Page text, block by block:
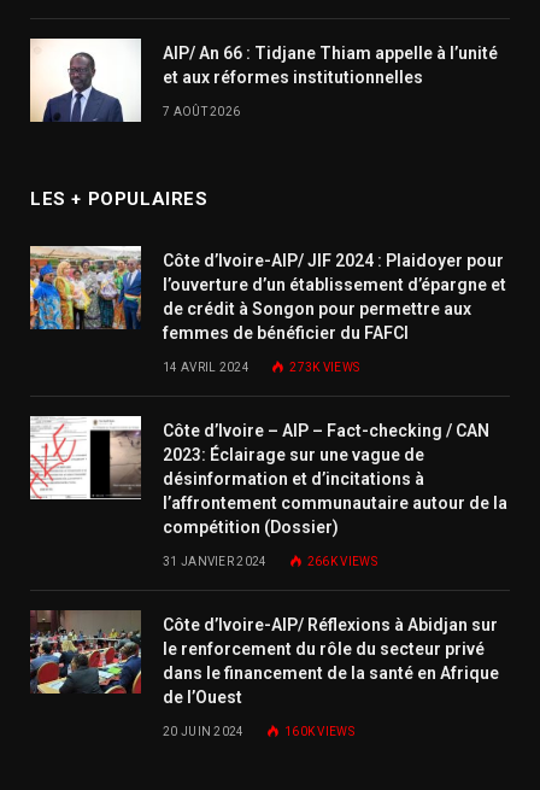
AIP/ An 66 : Tidjane Thiam appelle à l’unité
et aux réformes institutionnelles
7 AOÛT 2026
LES + POPULAIRES
Côte d’Ivoire-AIP/ JIF 2024 : Plaidoyer pour
l’ouverture d’un établissement d’épargne et
de crédit à Songon pour permettre aux
femmes de bénéficier du FAFCI
14 AVRIL 2024 273KVIEWS
Côte d’Ivoire – AIP – Fact-checking / CAN
2023: Éclairage sur une vague de
désinformation et d’incitations à
l’affrontement communautaire autour de la
compétition (Dossier)
31 JANVIER 2024 266KVIEWS
Côte d’Ivoire-AIP/ Réflexions à Abidjan sur
le renforcement du rôle du secteur privé
dans le financement de la santé en Afrique
de l’Ouest
20 JUIN 2024 160KVIEWS